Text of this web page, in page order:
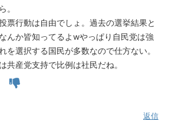
。
票行動は自由でしょ。過去の選挙結果と
んか皆知ってるよwやっぱり自民党は強
を選択する国民が多数なので仕方ない。
共産党支持で比例は社民だね。
返信